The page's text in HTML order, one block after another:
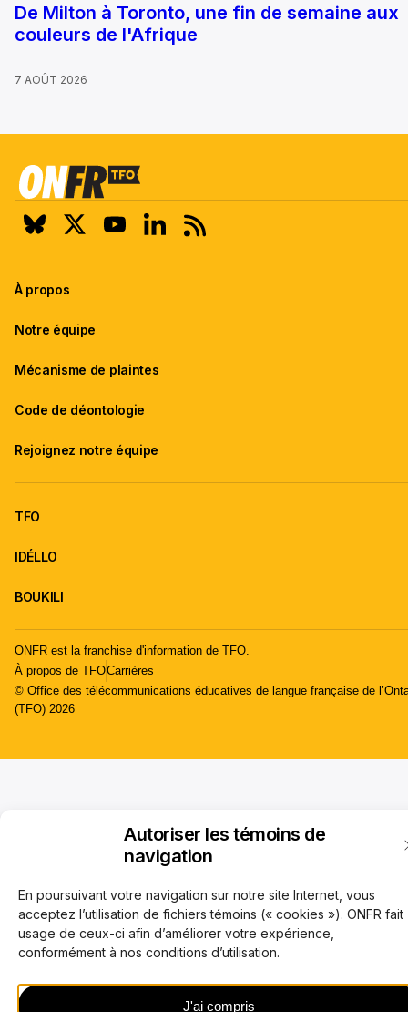
Autoriser les témoins de
navigation
En poursuivant votre navigation sur notre site Internet, vous
acceptez l’utilisation de fichiers témoins (« cookies »). ONFR fait
usage de ceux-ci afin d’améliorer votre expérience,
conformément à nos conditions d’utilisation.
J'ai compris
De Milton à Toronto, une fin de semaine aux
couleurs de l'Afrique
7 AOÛT 2026
À propos
Notre équipe
Mécanisme de plaintes
Code de déontologie
Rejoignez notre équipe
TFO
IDÉLLO
BOUKILI
ONFR est la franchise d'information de TFO.
À propos de TFOCarrières
© Office des télécommunications éducatives de langue française de
(TFO) 2026